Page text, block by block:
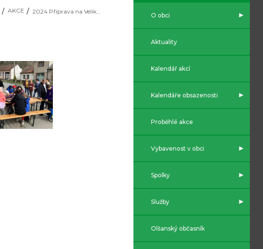
AKCE 2024 Příprava na Velikonoce
O obci
Aktuality
Kalendář akcí
Kalendáře obsazenosti
Proběhlé akce
Vybavenost v obci
Spolky
Služby
Olšanský občasník